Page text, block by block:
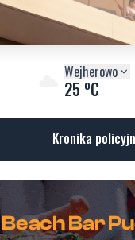
Wejherowo
25 oC
Kronika